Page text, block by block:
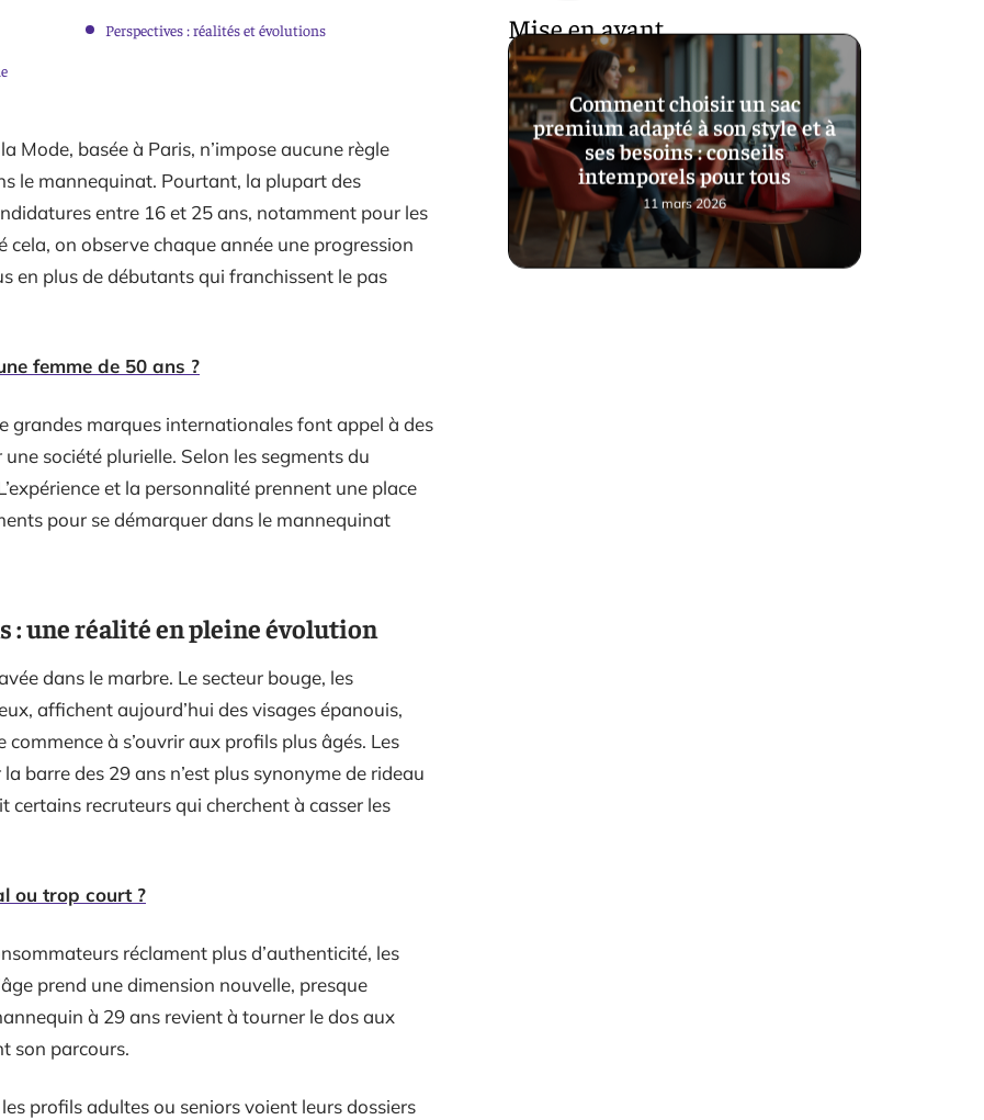
Perspectives : réalités et évolutions
Mode, basée à Paris, n’impose aucune règle
le mannequinat. Pourtant, la plupart des
entre 16 et 25 ans, notamment pour les
on observe chaque année une progression
en plus de débutants qui franchissent le pas
femme de 50 ans ?
grandes marques internationales font appel à des
société plurielle. Selon les segments du
et la personnalité prennent une place
pour se démarquer dans le mannequinat
: une réalité en pleine évolution
dans le marbre. Le secteur bouge, les
affichent aujourd’hui des visages épanouis,
à s’ouvrir aux profils plus âgés. Les
barre des 29 ans n’est plus synonyme de rideau
recruteurs qui cherchent à casser les
ou trop court ?
réclament plus d’authenticité, les
prend une dimension nouvelle, presque
à 29 ans revient à tourner le dos aux
son parcours.
profils adultes ou seniors voient leurs dossiers
Mise en avant
Comment choisir un sac
premium adapté à son style et à
ses besoins : conseils
intemporels pour tous
11 mars 2026